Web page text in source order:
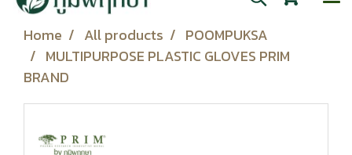
Home All products
POOMPUKSA
MULTIPURPOSE PLASTIC GLOVES PRIM
BRAND